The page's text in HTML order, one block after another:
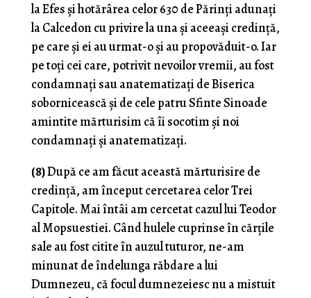
la Efes și hotărârea celor 630 de Părinți adunați
la Calcedon cu privire la una și aceeași credință,
pe care și ei au urmat-o și au propovăduit-o. Iar
pe toți cei care, potrivit nevoilor vremii, au fost
condamnați sau anatematizați de Biserica
sobornicească și de cele patru Sfinte Sinoade
amintite mărturisim că îi socotim și noi
condamnați și anatematizați.
(8)După ce am făcut această mărturisire de
credință, am început cercetarea celor Trei
Capitole. Mai întâi am cercetat cazul lui Teodor
al Mopsuestiei. Când hulele cuprinse în cărțile
sale au fost citite în auzul tuturor, ne-am
minunat de îndelunga răbdare a lui
Dumnezeu, că focul dumnezeiesc nu a mistuit